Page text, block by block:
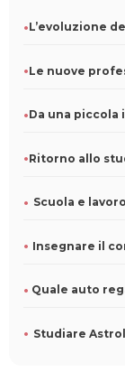
Scuola e lavoro
Studiare